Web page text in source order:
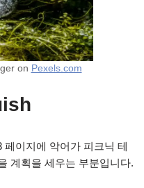
on Pexels.com
페이지에 악어가 피크닉 테
계획을 세우는 부분입니다.